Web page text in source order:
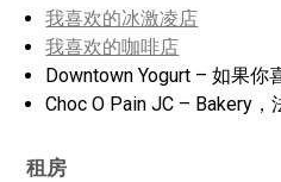
我喜欢的冰激凌店
我喜欢的咖啡店
Downtown Yogurt – 如果你
Choc O Pain JC – Bakery，
租房